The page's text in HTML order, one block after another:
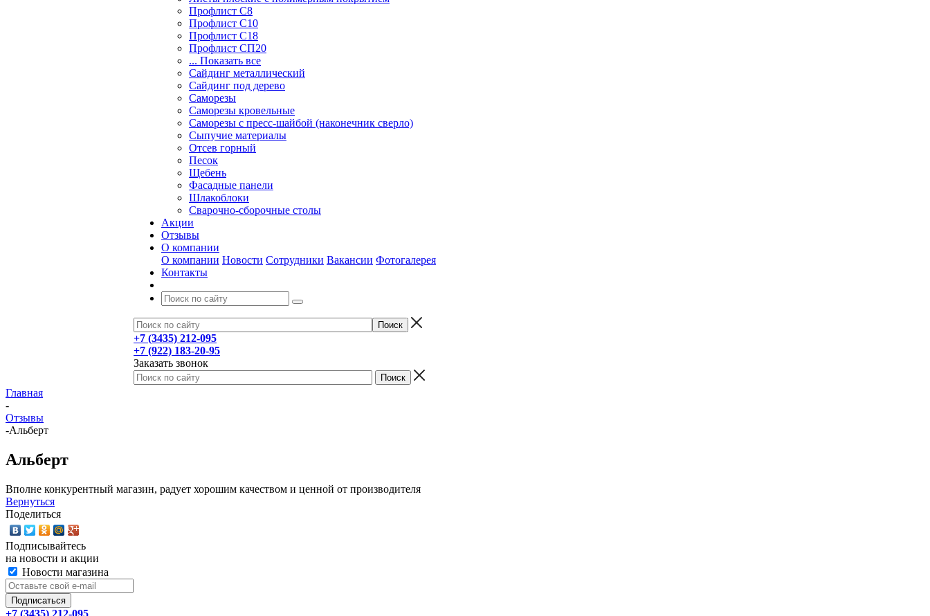
Профлист С8
Профлист С10
Профлист С18
Профлист СП20
... Показать все
Сайдинг металлический
Cайдинг под дерево
Саморезы
Саморезы кровельные
Саморезы с пресс-шайбой (наконечник сверло)
Сыпучие материалы
Отсев горный
Песок
Щебень
Фасадные панели
Шлакоблоки
Сварочно-сборочные столы
Акции
Отзывы
О компании
О компании Новости Сотрудники Вакансии Фотогалерея
Контакты
+7 (3435) 212-095
+7 (922) 183-20-95
Заказать звонок
Главная
-
Отзывы
-Альберт
Альберт
Вполне конкурентный магазин, радует хорошим качеством и ценной от производителя
Вернуться
Поделиться
Подписывайтесь
на новости и акции
Новости магазина
+7 (3435) 212-095